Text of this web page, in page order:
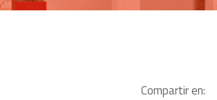
Compartir en: